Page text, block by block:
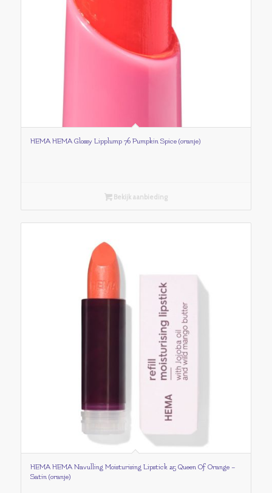
HEMA HEMA Glossy Lipplump 76 Pumpkin Spice (oranje)
Bekijk aanbieding
HEMA HEMA Navulling Moisturising Lipstick 25 Queen Of Orange –
Satin (oranje)